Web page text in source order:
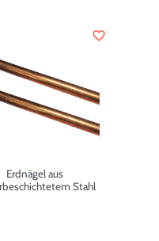
Erdnägel aus
Stahl
favorite_border